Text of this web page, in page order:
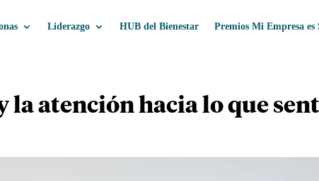
Liderazgo HUB del Bienestar Premios Mi Empresa es
la atención hacia lo que